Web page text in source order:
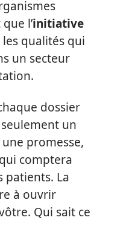
l’initiative
qualités qui
un secteur
dossier
un
promesse,
comptera
patients. La
à ouvrir
Qui sait ce